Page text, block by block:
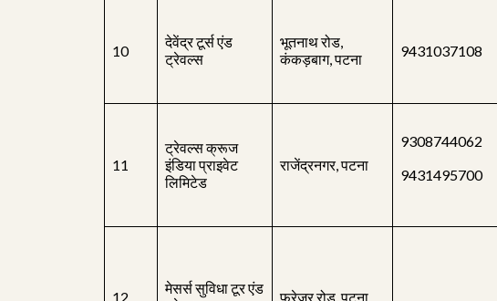
10
देवेंद्र टूर्स एंड
ट्रेवल्स
भूतनाथ रोड,
कंकड़बाग, पटना
9431037108
11
ट्रेवल्स क्रूज
इंडिया प्राइवेट
लिमिटेड
राजेंद्रनगर, पटना
9308744062
9431495700
12
मेसर्स सुविधा टूर एंड
फ्रेजर रोड, पटना